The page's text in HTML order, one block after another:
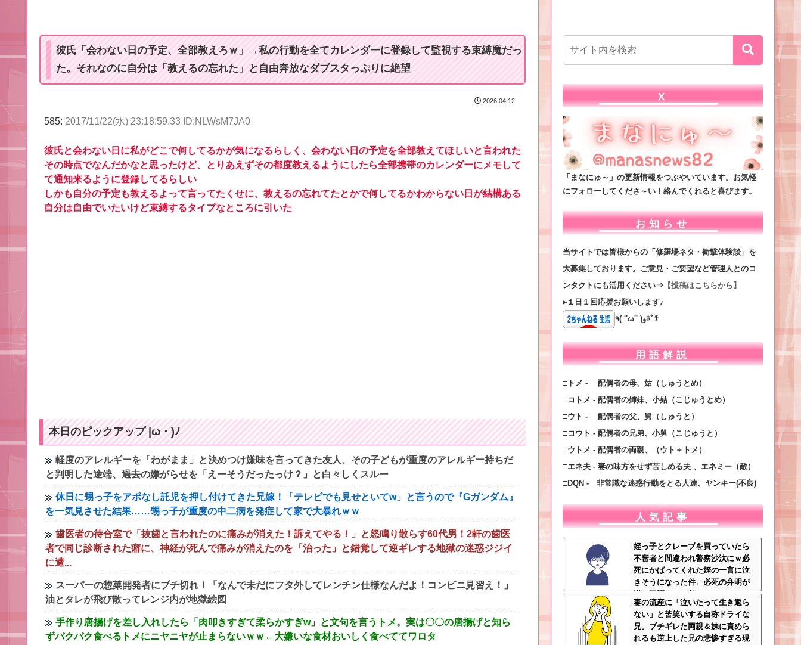
t
彼氏「会わない日の予定、全部教えろｗ」→私の行動を全てカレンダーに登録して監視する束縛魔だっ
た。それなのに自分は「教えるの忘れた」と自由奔放なダブスタっぷりに絶望
2026.04.12
585: 2017/11/22(水) 23:18:59.33 ID:NLWsM7JA0
彼氏と会わない日に私がどこで何してるかが気になるらしく、会わない日の予定を全部教えてほしいと言われた
その時点でなんだかなと思ったけど、とりあえずその都度教えるようにしたら全部携帯のカレンダーにメモして
て通知来るように登録してるらしい
しかも自分の予定も教えるよって言ってたくせに、教えるの忘れてたとかで何してるかわからない日が結構ある
自分は自由でいたいけど束縛するタイプなところに引いた
本日のピックアップ |ω・)ﾉ
軽度のアレルギーを「わがまま」と決めつけ嫌味を言ってきた友人、その子どもが重度のアレルギー持ちだ
と判明した途端、過去の嫌がらせを「えーそうだったっけ？」と白々しくスルー
休日に甥っ子をアポなし託児を押し付けてきた兄嫁！「テレビでも見せといてw」と言うので『Gガンダム』
を一気見させた結果……甥っ子が重度の中二病を発症して家で大暴れｗｗ
歯医者の待合室で「抜歯と言われたのに痛みが消えた！訴えてやる！」と怒鳴り散らす60代男！2軒の歯医
者で同じ診断された癖に、神経が死んで痛みが消えたのを「治った」と錯覚して逆ギレする地獄の迷惑ジジイ
に遭...
スーパーの惣菜開発者にブチ切れ！「なんで未だにフタ外してレンチン仕様なんだよ！コンビニ見習え！」
油とタレが飛び散ってレンジ内が地獄絵図
手作り唐揚げを差し入れしたら「肉叩きすぎて柔らかすぎw」と文句を言うトメ。実は〇〇の唐揚げと知ら
ずバクバク食べるトメにニヤニヤが止まらないｗｗ←大嫌いな食材おいしく食べててワロタ
X
「まなにゅ～」の更新情報をつぶやいています。お気軽
にフォローしてくださ～い！絡んでくれると喜びます。
お知らせ
当サイトでは皆様からの「修羅場ネタ・衝撃体験談」を
大募集しております。ご意見・ご要望など管理人とのコ
ンタクトにも活用ください⇒ 【投稿はこちらから 】
▸１日１回応援お願いします♪
٩( ''ω'' )وﾎﾟﾁ
用語解説
□トメ - 配偶者の母、姑（しゅうとめ）
□コトメ - 配偶者の姉妹、小姑（こじゅうとめ）
□ウト - 配偶者の父、舅（しゅうと）
□コウト - 配偶者の兄弟、小舅（こじゅうと）
□ウトメ - 配偶者の両親、（ウト＋トメ）
□エネ夫 - 妻の味方をせず苦しめる夫 、エネミー（敵）
□DQN - 非常識な迷惑行動をとる人達、ヤンキー(不良)
人気記事
姪っ子とクレープを買っていたら
不審者と間違われ警察沙汰にｗ必
死にかばってくれた姪の一言に泣
きそうになった件←必死の弁明が
逆に不憫すぎて草
妻の流産に「泣いたって生き返ら
ない」と苦笑いする自称ドライな
兄。ブチギレた両親＆妹に責めら
れるも逆上した兄の悲惨すぎる現